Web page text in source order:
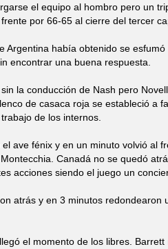
el equipo al hombro pero un
por 66-65 al cierre del tercer
Argentina había obtenido se
encontrar una buena respuesta.
la conducción de Nash pero
de casaca roja se estableció a
de los internos.
ave fénix y en un minuto volvió al
Canadá no se quedó
acciones siendo el juego un
atrás y en 3 minutos redondearon
el momento de los libres.